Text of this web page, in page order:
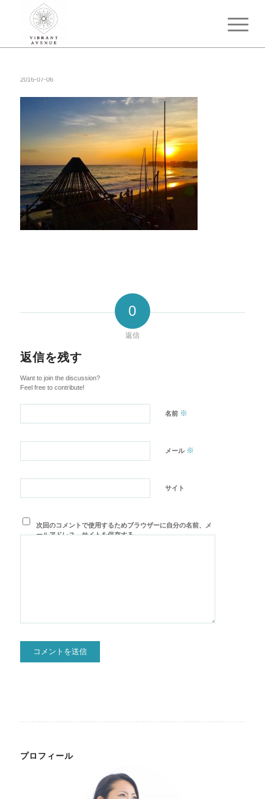
2016-07-06
0
返信
返信を残す
Want to join the discussion?
Feel free to contribute!
名前 ※
メール ※
サイト
次回のコメントで使用するためブラウザーに自分の名前、メ
ールアドレス、サイトを保存する。
プロフィール